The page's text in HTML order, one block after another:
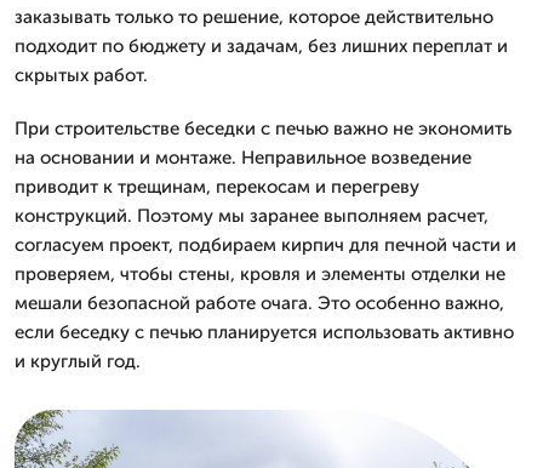
заказывать только то решение, которое действительно
подходит по бюджету и задачам, без лишних переплат и
скрытых работ.
При строительстве беседки с печью важно не экономить
на основании и монтаже. Неправильное возведение
приводит к трещинам, перекосам и перегреву
конструкций. Поэтому мы заранее выполняем расчет,
согласуем проект, подбираем кирпич для печной части и
проверяем, чтобы стены, кровля и элементы отделки не
мешали безопасной работе очага. Это особенно важно,
если беседку с печью планируется использовать активно
и круглый год.